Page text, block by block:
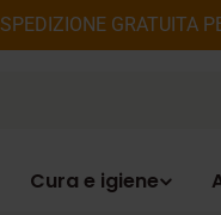
SPEDIZIONE GRATUITA
Cura e igiene